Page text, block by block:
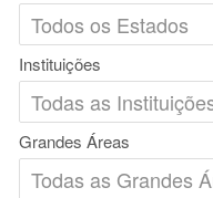
Instituições
Grandes Áreas